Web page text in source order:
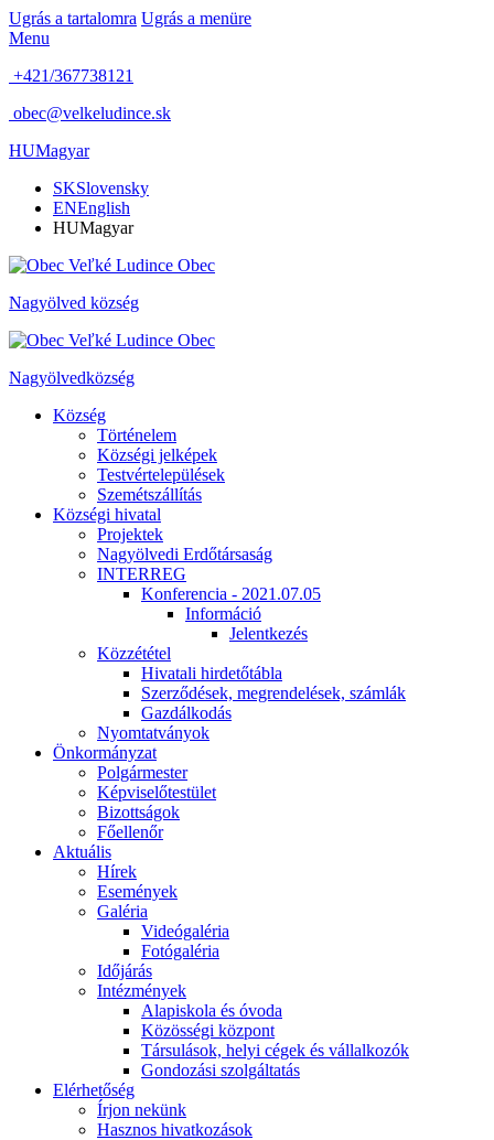
Ugrás a tartalomra Ugrás a menüre
Menu
+421/367738121
obec@velkeludince.sk
HUMagyar
SKSlovensky
ENEnglish
HUMagyar
Obec
Nagyölved község
Obec
Nagyölvedközség
Község
Történelem
Községi jelképek
Testvértelepülések
Szemétszállítás
Községi hivatal
Projektek
Nagyölvedi Erdőtársaság
INTERREG
Konferencia - 2021.07.05
Információ
Jelentkezés
Közzététel
Hivatali hirdetőtábla
Szerződések, megrendelések, számlák
Gazdálkodás
Nyomtatványok
Önkormányzat
Polgármester
Képviselőtestület
Bizottságok
Főellenőr
Aktuális
Hírek
Események
Galéria
Videógaléria
Fotógaléria
Időjárás
Intézmények
Alapiskola és óvoda
Közösségi központ
Társulások, helyi cégek és vállalkozók
Gondozási szolgáltatás
Elérhetőség
Írjon nekünk
Hasznos hivatkozások